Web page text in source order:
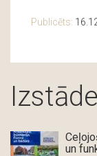
Publicēts:
un